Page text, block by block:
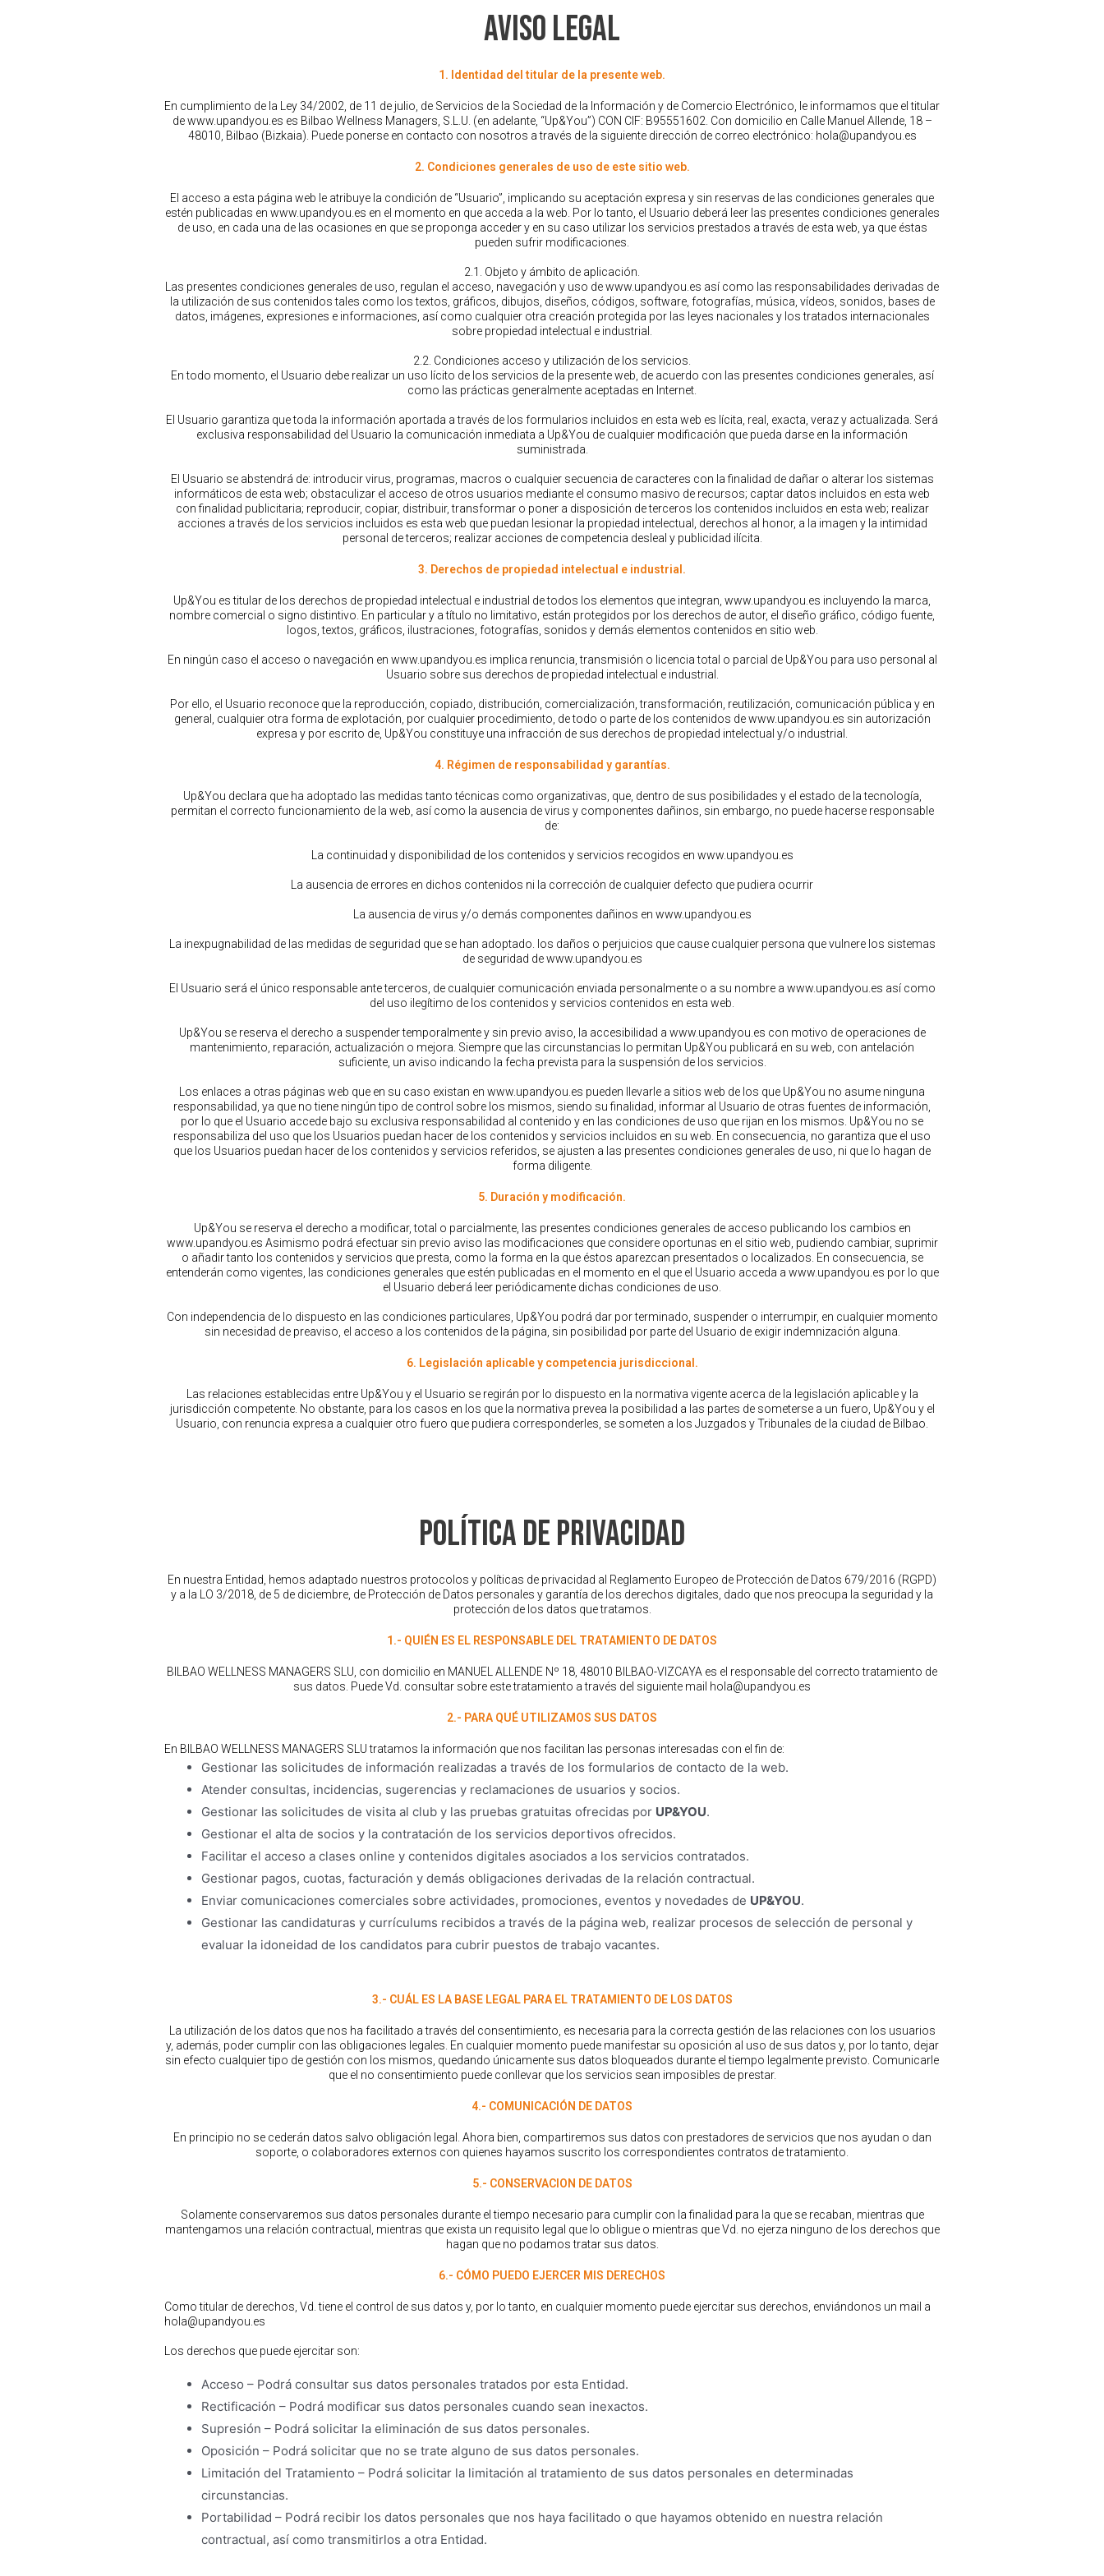
aviso legal
1. Identidad del titular de la presente web.
En cumplimiento de la Ley 34/2002, de 11 de julio, de Servicios de la Sociedad de la Información y de Comercio Electrónico, le informamos que el titular
de www.upandyou.es es Bilbao Wellness Managers, S.L.U. (en adelante, “Up&You”) CON CIF: B95551602. Con domicilio en Calle Manuel Allende, 18 –
48010, Bilbao (Bizkaia). Puede ponerse en contacto con nosotros a través de la siguiente dirección de correo electrónico: hola@upandyou.es
2. Condiciones generales de uso de este sitio web.
El acceso a esta página web le atribuye la condición de “Usuario”, implicando su aceptación expresa y sin reservas de las condiciones generales que
estén publicadas en www.upandyou.es en el momento en que acceda a la web. Por lo tanto, el Usuario deberá leer las presentes condiciones generales
de uso, en cada una de las ocasiones en que se proponga acceder y en su caso utilizar los servicios prestados a través de esta web, ya que éstas
pueden sufrir modificaciones.
2.1. Objeto y ámbito de aplicación.
Las presentes condiciones generales de uso, regulan el acceso, navegación y uso de www.upandyou.es así como las responsabilidades derivadas de
la utilización de sus contenidos tales como los textos, gráficos, dibujos, diseños, códigos, software, fotografías, música, vídeos, sonidos, bases de
datos, imágenes, expresiones e informaciones, así como cualquier otra creación protegida por las leyes nacionales y los tratados internacionales
sobre propiedad intelectual e industrial.
2.2. Condiciones acceso y utilización de los servicios.
En todo momento, el Usuario debe realizar un uso lícito de los servicios de la presente web, de acuerdo con las presentes condiciones generales, así
como las prácticas generalmente aceptadas en Internet.
El Usuario garantiza que toda la información aportada a través de los formularios incluidos en esta web es lícita, real, exacta, veraz y actualizada. Será
exclusiva responsabilidad del Usuario la comunicación inmediata a Up&You de cualquier modificación que pueda darse en la información
suministrada.
El Usuario se abstendrá de: introducir virus, programas, macros o cualquier secuencia de caracteres con la finalidad de dañar o alterar los sistemas
informáticos de esta web; obstaculizar el acceso de otros usuarios mediante el consumo masivo de recursos; captar datos incluidos en esta web
con finalidad publicitaria; reproducir, copiar, distribuir, transformar o poner a disposición de terceros los contenidos incluidos en esta web; realizar
acciones a través de los servicios incluidos es esta web que puedan lesionar la propiedad intelectual, derechos al honor, a la imagen y la intimidad
personal de terceros; realizar acciones de competencia desleal y publicidad ilícita.
3. Derechos de propiedad intelectual e industrial.
Up&You es titular de los derechos de propiedad intelectual e industrial de todos los elementos que integran, www.upandyou.es incluyendo la marca,
nombre comercial o signo distintivo. En particular y a título no limitativo, están protegidos por los derechos de autor, el diseño gráfico, código fuente,
logos, textos, gráficos, ilustraciones, fotografías, sonidos y demás elementos contenidos en sitio web.
En ningún caso el acceso o navegación en www.upandyou.es implica renuncia, transmisión o licencia total o parcial de Up&You para uso personal al
Usuario sobre sus derechos de propiedad intelectual e industrial.
Por ello, el Usuario reconoce que la reproducción, copiado, distribución, comercialización, transformación, reutilización, comunicación pública y en
general, cualquier otra forma de explotación, por cualquier procedimiento, de todo o parte de los contenidos de www.upandyou.es sin autorización
expresa y por escrito de, Up&You constituye una infracción de sus derechos de propiedad intelectual y/o industrial.
4. Régimen de responsabilidad y garantías.
Up&You declara que ha adoptado las medidas tanto técnicas como organizativas, que, dentro de sus posibilidades y el estado de la tecnología,
permitan el correcto funcionamiento de la web, así como la ausencia de virus y componentes dañinos, sin embargo, no puede hacerse responsable
de:
La continuidad y disponibilidad de los contenidos y servicios recogidos en www.upandyou.es
La ausencia de errores en dichos contenidos ni la corrección de cualquier defecto que pudiera ocurrir
La ausencia de virus y/o demás componentes dañinos en www.upandyou.es
La inexpugnabilidad de las medidas de seguridad que se han adoptado. los daños o perjuicios que cause cualquier persona que vulnere los sistemas
de seguridad de www.upandyou.es
El Usuario será el único responsable ante terceros, de cualquier comunicación enviada personalmente o a su nombre a www.upandyou.es así como
del uso ilegítimo de los contenidos y servicios contenidos en esta web.
Up&You se reserva el derecho a suspender temporalmente y sin previo aviso, la accesibilidad a www.upandyou.es con motivo de operaciones de
mantenimiento, reparación, actualización o mejora. Siempre que las circunstancias lo permitan Up&You publicará en su web, con antelación
suficiente, un aviso indicando la fecha prevista para la suspensión de los servicios.
Los enlaces a otras páginas web que en su caso existan en www.upandyou.es pueden llevarle a sitios web de los que Up&You no asume ninguna
responsabilidad, ya que no tiene ningún tipo de control sobre los mismos, siendo su finalidad, informar al Usuario de otras fuentes de información,
por lo que el Usuario accede bajo su exclusiva responsabilidad al contenido y en las condiciones de uso que rijan en los mismos. Up&You no se
responsabiliza del uso que los Usuarios puedan hacer de los contenidos y servicios incluidos en su web. En consecuencia, no garantiza que el uso
que los Usuarios puedan hacer de los contenidos y servicios referidos, se ajusten a las presentes condiciones generales de uso, ni que lo hagan de
forma diligente.
5. Duración y modificación.
Up&You se reserva el derecho a modificar, total o parcialmente, las presentes condiciones generales de acceso publicando los cambios en
www.upandyou.es Asimismo podrá efectuar sin previo aviso las modificaciones que considere oportunas en el sitio web, pudiendo cambiar, suprimir
o añadir tanto los contenidos y servicios que presta, como la forma en la que éstos aparezcan presentados o localizados. En consecuencia, se
entenderán como vigentes, las condiciones generales que estén publicadas en el momento en el que el Usuario acceda a www.upandyou.es por lo que
el Usuario deberá leer periódicamente dichas condiciones de uso.
Con independencia de lo dispuesto en las condiciones particulares, Up&You podrá dar por terminado, suspender o interrumpir, en cualquier momento
sin necesidad de preaviso, el acceso a los contenidos de la página, sin posibilidad por parte del Usuario de exigir indemnización alguna.
6. Legislación aplicable y competencia jurisdiccional.
Las relaciones establecidas entre Up&You y el Usuario se regirán por lo dispuesto en la normativa vigente acerca de la legislación aplicable y la
jurisdicción competente. No obstante, para los casos en los que la normativa prevea la posibilidad a las partes de someterse a un fuero, Up&You y el
Usuario, con renuncia expresa a cualquier otro fuero que pudiera corresponderles, se someten a los Juzgados y Tribunales de la ciudad de Bilbao.
política de privacidad
En nuestra Entidad, hemos adaptado nuestros protocolos y políticas de privacidad al Reglamento Europeo de Protección de Datos 679/2016 (RGPD)
y a la LO 3/2018, de 5 de diciembre, de Protección de Datos personales y garantía de los derechos digitales, dado que nos preocupa la seguridad y la
protección de los datos que tratamos.
1.- QUIÉN ES EL RESPONSABLE DEL TRATAMIENTO DE DATOS
BILBAO WELLNESS MANAGERS SLU, con domicilio en MANUEL ALLENDE Nº 18, 48010 BILBAO-VIZCAYA es el responsable del correcto tratamiento de
sus datos. Puede Vd. consultar sobre este tratamiento a través del siguiente mail hola@upandyou.es
2.- PARA QUÉ UTILIZAMOS SUS DATOS
En BILBAO WELLNESS MANAGERS SLU tratamos la información que nos facilitan las personas interesadas con el fin de:
Gestionar las solicitudes de información realizadas a través de los formularios de contacto de la web.
Atender consultas, incidencias, sugerencias y reclamaciones de usuarios y socios.
Gestionar las solicitudes de visita al club y las pruebas gratuitas ofrecidas por UP&YOU.
Gestionar el alta de socios y la contratación de los servicios deportivos ofrecidos.
Facilitar el acceso a clases online y contenidos digitales asociados a los servicios contratados.
Gestionar pagos, cuotas, facturación y demás obligaciones derivadas de la relación contractual.
Enviar comunicaciones comerciales sobre actividades, promociones, eventos y novedades de UP&YOU.
Gestionar las candidaturas y currículums recibidos a través de la página web, realizar procesos de selección de personal y
evaluar la idoneidad de los candidatos para cubrir puestos de trabajo vacantes.
3.- CUÁL ES LA BASE LEGAL PARA EL TRATAMIENTO DE LOS DATOS
La utilización de los datos que nos ha facilitado a través del consentimiento, es necesaria para la correcta gestión de las relaciones con los usuarios
y, además, poder cumplir con las obligaciones legales. En cualquier momento puede manifestar su oposición al uso de sus datos y, por lo tanto, dejar
sin efecto cualquier tipo de gestión con los mismos, quedando únicamente sus datos bloqueados durante el tiempo legalmente previsto. Comunicarle
que el no consentimiento puede conllevar que los servicios sean imposibles de prestar.
4.- COMUNICACIÓN DE DATOS
En principio no se cederán datos salvo obligación legal. Ahora bien, compartiremos sus datos con prestadores de servicios que nos ayudan o dan
soporte, o colaboradores externos con quienes hayamos suscrito los correspondientes contratos de tratamiento.
5.- CONSERVACION DE DATOS
Solamente conservaremos sus datos personales durante el tiempo necesario para cumplir con la finalidad para la que se recaban, mientras que
mantengamos una relación contractual, mientras que exista un requisito legal que lo obligue o mientras que Vd. no ejerza ninguno de los derechos que
hagan que no podamos tratar sus datos.
6.- CÓMO PUEDO EJERCER MIS DERECHOS
Como titular de derechos, Vd. tiene el control de sus datos y, por lo tanto, en cualquier momento puede ejercitar sus derechos, enviándonos un mail a
hola@upandyou.es
Los derechos que puede ejercitar son:
Acceso – Podrá consultar sus datos personales tratados por esta Entidad.
Rectificación – Podrá modificar sus datos personales cuando sean inexactos.
Supresión – Podrá solicitar la eliminación de sus datos personales.
Oposición – Podrá solicitar que no se trate alguno de sus datos personales.
Limitación del Tratamiento – Podrá solicitar la limitación al tratamiento de sus datos personales en determinadas
circunstancias.
Portabilidad – Podrá recibir los datos personales que nos haya facilitado o que hayamos obtenido en nuestra relación
contractual, así como transmitirlos a otra Entidad.